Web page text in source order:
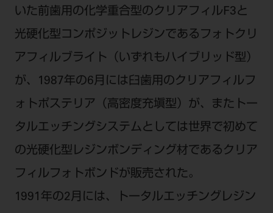
いた前歯用の化学重合型のクリアフィルF3と
光硬化型コンポジットレジンであるフォトクリ
アフィルブライト（いずれもハイブリッド型）
が、1987年の6月には臼歯用のクリアフィルフ
ォトポステリア（高密度充塡型）が、またトー
タルエッチングシステムとしては世界で初めて
の光硬化型レジンボンディング材であるクリア
フィルフォトボンドが販売された。
1991年の2月には、トータルエッチングレジン